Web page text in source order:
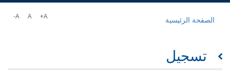
الصفحة الرئيسية A+
A
A-
تسجيل